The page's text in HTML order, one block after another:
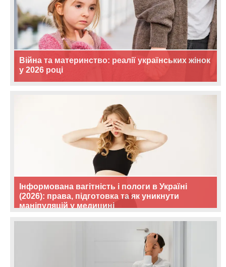
Війна та материнство: реалії українських жінок
у 2026 році
Інформована вагітність і пологи в Україні
(2026): права, підготовка та як уникнути
маніпуляцій у медицині